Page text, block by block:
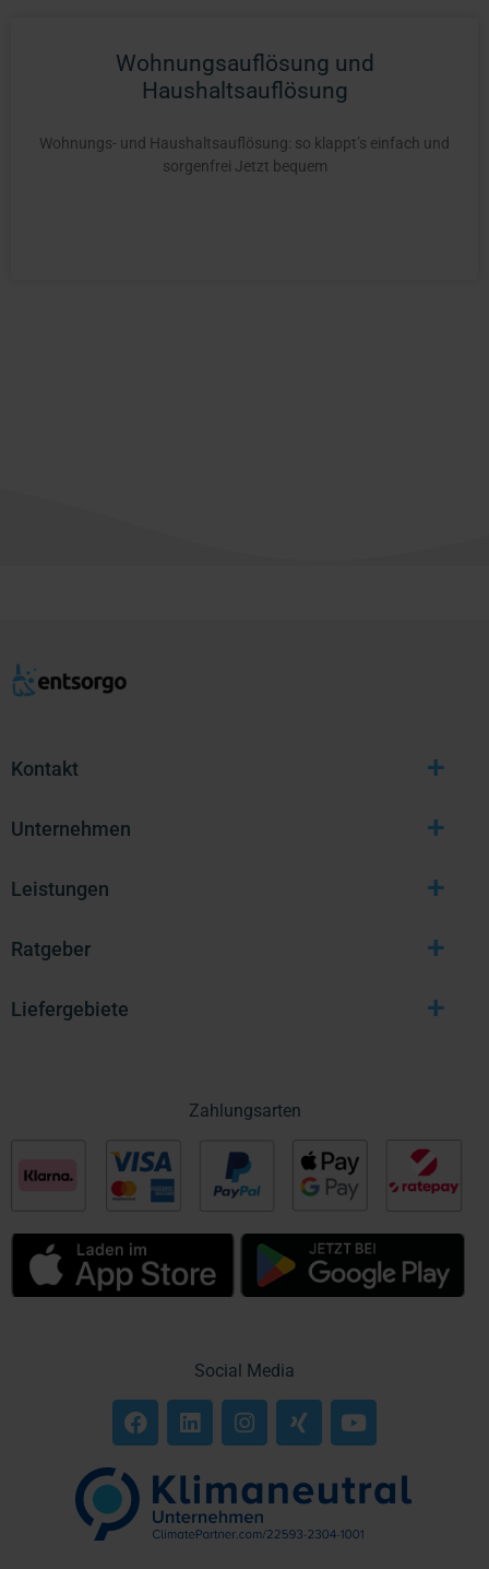
Wohnungsauflösung und
Haushaltsauflösung
Wohnungs- und Haushaltsauflösung: so klappt’s einfach und
sorgenfrei Jetzt bequem
Kontakt +
Unternehmen +
Leistungen +
Ratgeber +
Liefergebiete +
Zahlungsarten
Social Media